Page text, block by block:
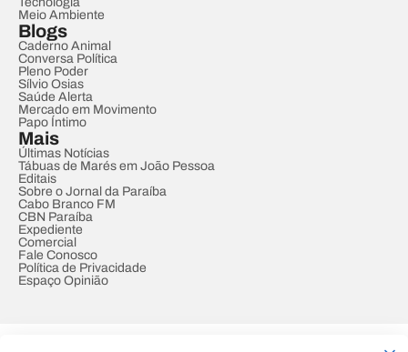
Meio Ambiente
Blogs
Caderno Animal
Conversa Política
Pleno Poder
Sílvio Osias
Saúde Alerta
Mercado em Movimento
Papo Íntimo
Mais
Últimas Notícias
Tábuas de Marés em João Pessoa
Editais
Sobre o Jornal da Paraíba
Cabo Branco FM
CBN Paraíba
Expediente
Comercial
Fale Conosco
Política de Privacidade
Espaço Opinião